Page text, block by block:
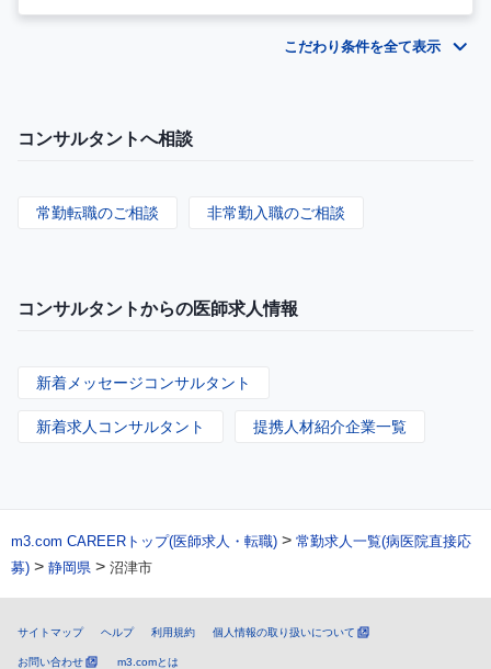
こだわり条件を全て表示
コンサルタントへ相談
常勤転職のご相談 非常勤入職のご相談
コンサルタントからの医師求人情報
新着メッセージコンサルタント
新着求人コンサルタント 提携人材紹介企業一覧
m3.com CAREERトップ(医師求人・転職) > 常勤求人一覧(病医院直接応
募) > 静岡県 > 沼津市
サイトマップ ヘルプ 利用規約 個人情報の取り扱いについて
お問い合わせ m3.comとは